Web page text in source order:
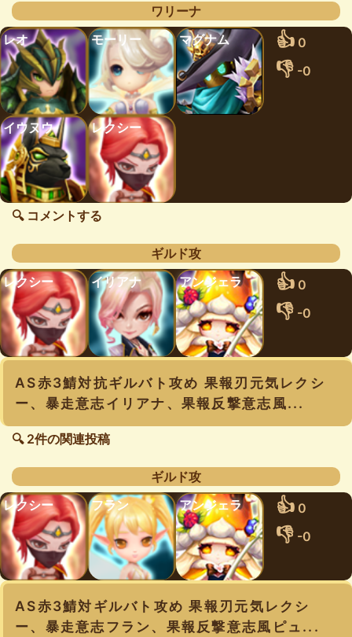
ワリーナ
レオ
モーリー マグナム 👍 0
👎 -0
イウヌウ レクシー
🔍 コメントする
ギルド攻
レクシー
イリアナ アンジェラ 👍 0
👎 -0
AS赤3鯖対抗ギルバト攻め 果報刃元気レクシ
ー、暴走意志イリアナ、果報反撃意志風...
🔍 2件の関連投稿
ギルド攻
レクシー
フラン アンジェラ 👍 0
👎 -0
AS赤3鯖対ギルバト攻め 果報刃元気レクシ
ー、暴走意志フラン、果報反撃意志風ピュ...